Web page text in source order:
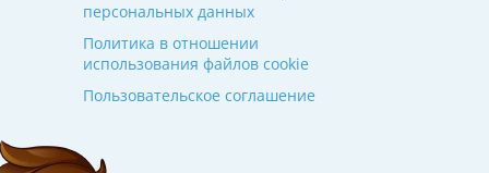
персональных данных
Политика в отношении
использования файлов cookie
Пользовательское соглашение